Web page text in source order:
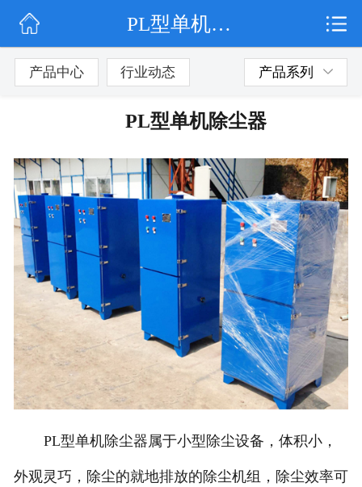
公司简介
联系我们
PL型单机除尘器
产品中心 行业动态 产品系列
PL型单机除尘器
PL型单机除尘器属于小型除尘设备，体积小，
外观灵巧，除尘的就地排放的除尘机组，除尘效率可